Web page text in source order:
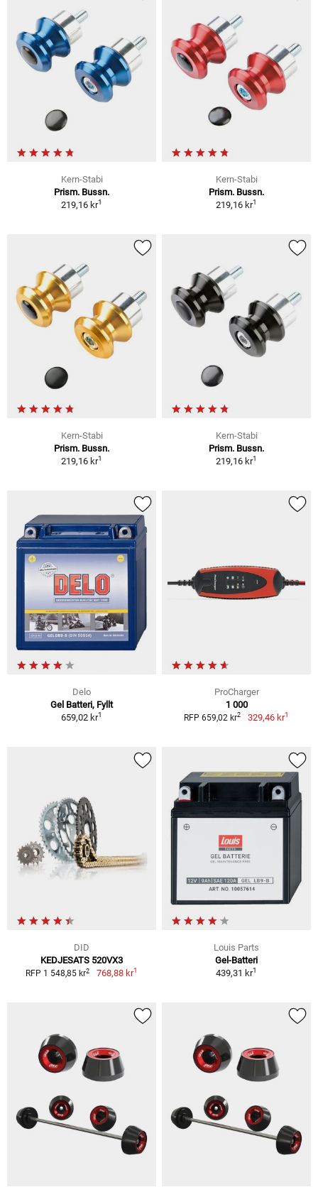
Kern-Stabi
Prism. Bussn.
219,16 kr1
Kern-Stabi
Prism. Bussn.
219,16 kr1
Kern-Stabi
Prism. Bussn.
219,16 kr1
Kern-Stabi
Prism. Bussn.
219,16 kr1
Delo
Gel Batteri, Fyllt
659,02 kr1
ProCharger
1 000
RFP 659,02 kr2 329,46 kr1
DID
KEDJESATS 520VX3
RFP 1 548,85 kr2 768,88 kr1
Louis Parts
Gel-Batteri
439,31 kr1